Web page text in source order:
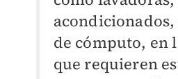
de cómputo, en
que requieren